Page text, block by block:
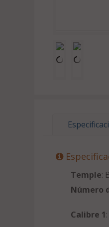
Temple:
Número
Calibre 1